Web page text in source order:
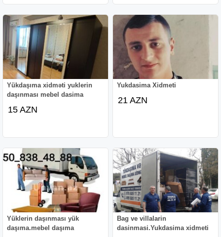
Yükdaşıma xidməti yuklerin
daşınması mebel dasima
15 AZN
Yukdasima Xidmeti
21 AZN
Yüklerin daşınması yük
daşıma.mebel daşıma
Bag ve villalarin
dasinmasi.Yukdasima xidmeti